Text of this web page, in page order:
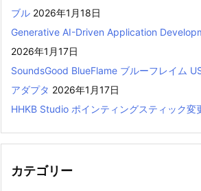
ブル 2026年1月18日
Generative AI-Driven Application
2026年1月17日
SoundsGood BlueFlame ブルーフレイム
アダプタ 2026年1月17日
HHKB Studio ポインティングスティック変
カテゴリー